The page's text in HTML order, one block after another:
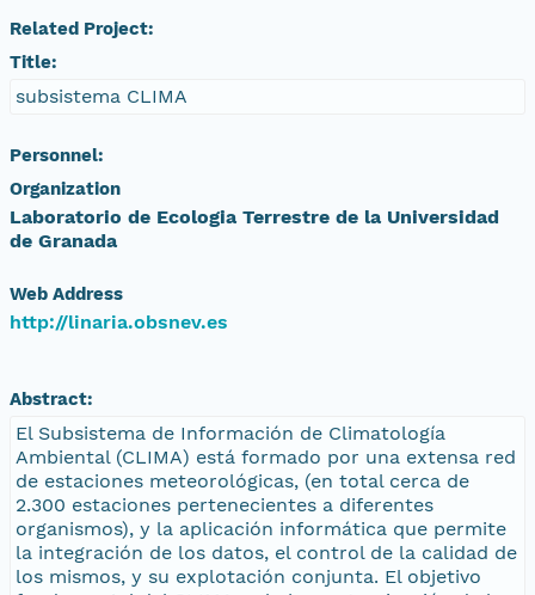
Related Project:
Title:
subsistema CLIMA
Personnel:
Organization
Laboratorio de Ecologia Terrestre de la Universidad
de Granada
Web Address
http://linaria.obsnev.es
Abstract:
El Subsistema de Información de Climatología
Ambiental (CLIMA) está formado por una extensa red
de estaciones meteorológicas, (en total cerca de
2.300 estaciones pertenecientes a diferentes
organismos), y la aplicación informática que permite
la integración de los datos, el control de la calidad de
los mismos, y su explotación conjunta. El objetivo